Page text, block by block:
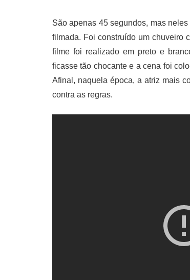
São apenas 45 segundos, mas
filmada. Foi construído um chuveiro
filme foi realizado em preto e
ficasse tão chocante e a cena foi
Afinal, naquela época, a atriz mais
contra as regras.